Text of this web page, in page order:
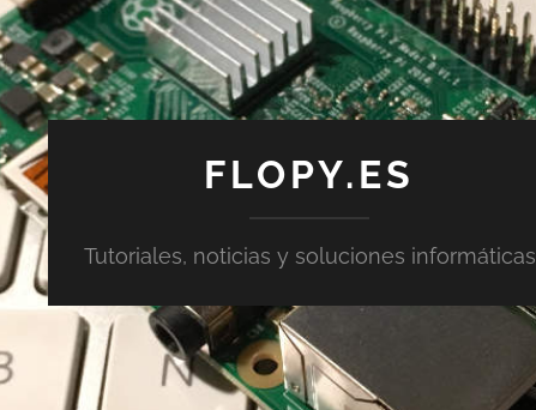
FLOPY.ES
Tutoriales, noticias y soluciones informáticas